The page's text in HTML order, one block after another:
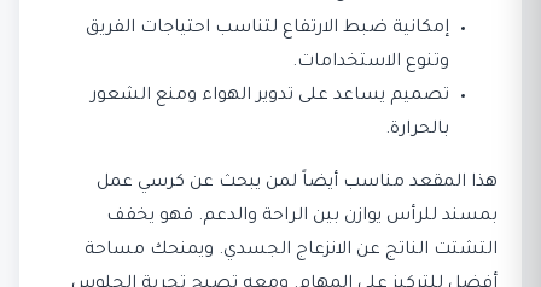
إمكانية ضبط الارتفاع لتناسب احتياجات الفريق
وتنوع الاستخدامات.
تصميم يساعد على تدوير الهواء ومنع الشعور
بالحرارة.
هذا المقعد مناسب أيضاً لمن يبحث عن كرسي عمل
بمسند للرأس يوازن بين الراحة والدعم. فهو يخفف
التشتت الناتج عن الانزعاج الجسدي. ويمنحك مساحة